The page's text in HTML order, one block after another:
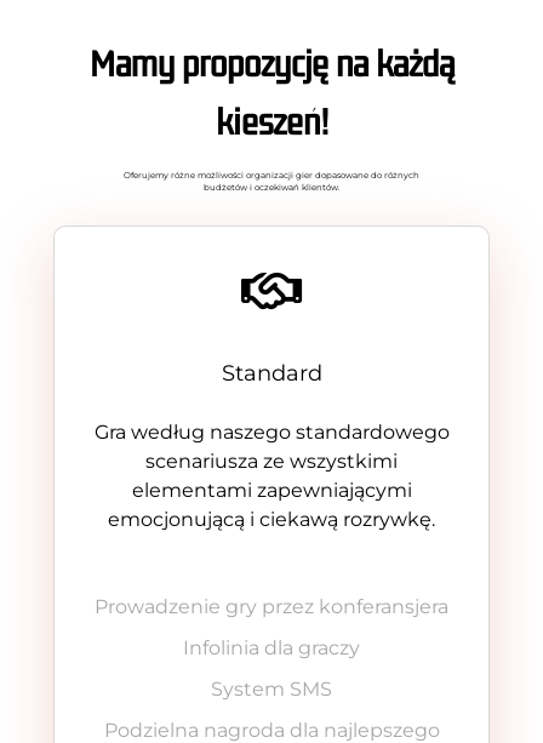
Mamy propozycję na każdą
kieszeń!
Oferujemy różne możliwości organizacji gier dopasowane do różnych
budżetów i oczekiwań klientów.
Standard
Gra według naszego standardowego
scenariusza ze wszystkimi
elementami zapewniającymi
emocjonującą i ciekawą rozrywkę.
Prowadzenie gry przez konferansjera
Infolinia dla graczy
System SMS
Podzielna nagroda dla najlepszego